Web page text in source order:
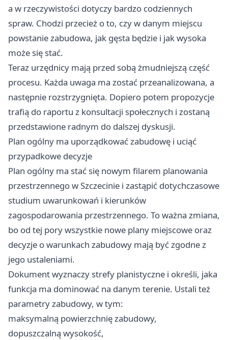
a w rzeczywistości dotyczy bardzo codziennych
spraw. Chodzi przecież o to, czy w danym miejscu
powstanie zabudowa, jak gęsta będzie i jak wysoka
może się stać.
Teraz urzędnicy mają przed sobą żmudniejszą część
procesu. Każda uwaga ma zostać przeanalizowana, a
następnie rozstrzygnięta. Dopiero potem propozycje
trafią do raportu z konsultacji społecznych i zostaną
przedstawione radnym do dalszej dyskusji.
Plan ogólny ma uporządkować zabudowę i uciąć
przypadkowe decyzje
Plan ogólny ma stać się nowym filarem planowania
przestrzennego w Szczecinie i zastąpić dotychczasowe
studium uwarunkowań i kierunków
zagospodarowania przestrzennego. To ważna zmiana,
bo od tej pory wszystkie nowe plany miejscowe oraz
decyzje o warunkach zabudowy mają być zgodne z
jego ustaleniami.
Dokument wyznaczy strefy planistyczne i określi, jaka
funkcja ma dominować na danym terenie. Ustali też
parametry zabudowy, w tym:
maksymalną powierzchnię zabudowy,
dopuszczalną wysokość,